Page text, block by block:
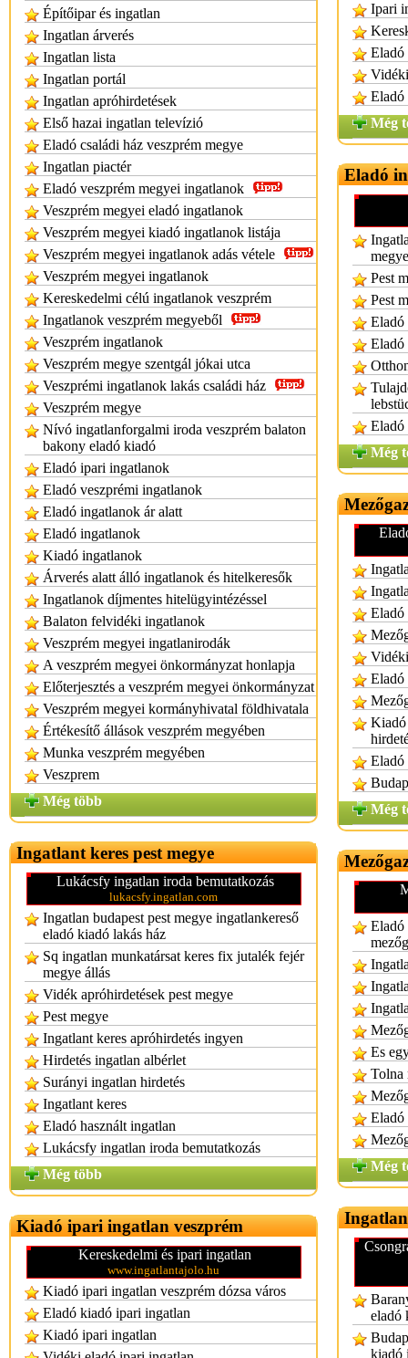
Építőipar és ingatlan
Ingatlan árverés
Ingatlan lista
Ingatlan portál
Ingatlan apróhirdetések
Első hazai ingatlan televízió
Eladó családi ház veszprém megye
Ingatlan piactér
Eladó veszprém megyei ingatlanok
Veszprém megyei eladó ingatlanok
Veszprém megyei kiadó ingatlanok listája
Veszprém megyei ingatlanok adás vétele
Veszprém megyei ingatlanok
Kereskedelmi célú ingatlanok veszprém
Ingatlanok veszprém megyeből
Veszprém ingatlanok
Veszprém megye szentgál jókai utca
Veszprémi ingatlanok lakás családi ház
Veszprém megye
Nívó ingatlanforgalmi iroda veszprém balaton
bakony eladó kiadó
Eladó ipari ingatlanok
Eladó veszprémi ingatlanok
Eladó ingatlanok ár alatt
Eladó ingatlanok
Kiadó ingatlanok
Árverés alatt álló ingatlanok és hitelkeresők
Ingatlanok díjmentes hitelügyintézéssel
Balaton felvidéki ingatlanok
Veszprém megyei ingatlanirodák
A veszprém megyei önkormányzat honlapja
Előterjesztés a veszprém megyei önkormányzat
Veszprém megyei kormányhivatal földhivatala
Értékesítő állások veszprém megyében
Munka veszprém megyében
Veszprem
Még több
Ingatlant keres pest megye
Lukácsfy ingatlan iroda bemutatkozás
lukacsfy.ingatlan.com
Ingatlan budapest pest megye ingatlankereső
eladó kiadó lakás ház
Sq ingatlan munkatársat keres fix jutalék fejér
megye állás
Vidék apróhirdetések pest megye
Pest megye
Ingatlant keres apróhirdetés ingyen
Hirdetés ingatlan albérlet
Surányi ingatlan hirdetés
Ingatlant keres
Eladó használt ingatlan
Lukácsfy ingatlan iroda bemutatkozás
Még több
Kiadó ipari ingatlan veszprém
Kereskedelmi és ipari ingatlan
www.ingatlantajolo.hu
Kiadó ipari ingatlan veszprém dózsa város
Eladó kiadó ipari ingatlan
Kiadó ipari ingatlan
Ipari
Eladó
Eladó
Még
Eladó
Pest
Pest
Eladó
Eladó
Eladó
Még
Eladó
Eladó
Kiadó
Eladó
Még
Eladó
Es
Tolna
Eladó
Még
eladó
kiadó